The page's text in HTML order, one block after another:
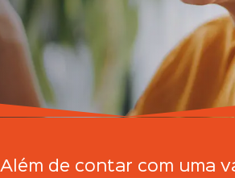
Dedalus Argos
Além de contar com uma